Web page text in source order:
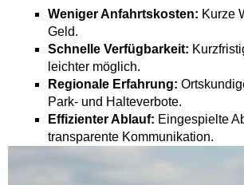
Weniger Anfahrtskosten: Kurze
Geld.
Schnelle Verfügbarkeit:
leichter möglich.
Regionale Erfahrung:
Park- und Halteverbote.
Effizienter Ablauf: Eingespielte
transparente Kommunikation.